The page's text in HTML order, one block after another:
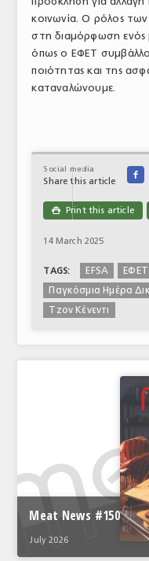
κοινωνία. Ο ρόλος των
στη διαμόρφωση ενός
όπως ο ΕΦΕΤ
ποιότητας και της
καταναλώνουμε.
Social media
Share this article

 Print this article
14 March 2025
TAGS: EFSA ΕΦΕΤ
Παγκόσμια Ημέρα
Τζον Κένεντι
Meat News #150
July 2026